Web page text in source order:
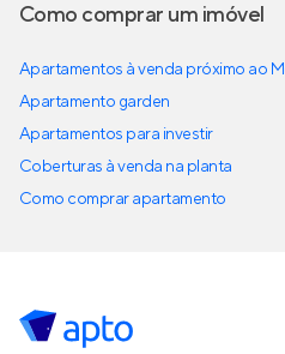
Como comprar um imóvel
Apartamentos à venda próximo ao
Apartamento garden
Apartamentos para investir
Coberturas à venda na planta
Como comprar apartamento